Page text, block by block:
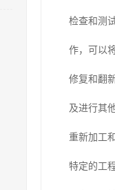
检查和测
作，可以
修复和翻
及进行其
重新加工
特定的工